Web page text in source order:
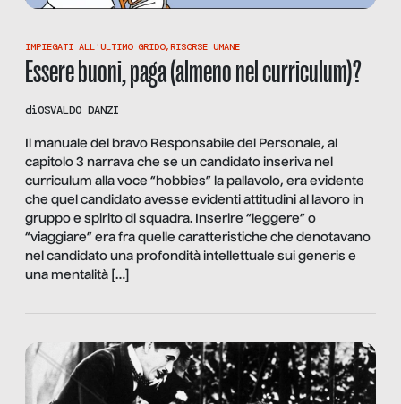
IMPIEGATI ALL'ULTIMO GRIDO,RISORSE UMANE
Essere buoni, paga (almeno nel curriculum)?
diOSVALDO DANZI
Il manuale del bravo Responsabile del Personale, al
capitolo 3 narrava che se un candidato inseriva nel
curriculum alla voce “hobbies” la pallavolo, era evidente
che quel candidato avesse evidenti attitudini al lavoro in
gruppo e spirito di squadra. Inserire “leggere” o
“viaggiare” era fra quelle caratteristiche che denotavano
nel candidato una profondità intellettuale sui generis e
una mentalità […]